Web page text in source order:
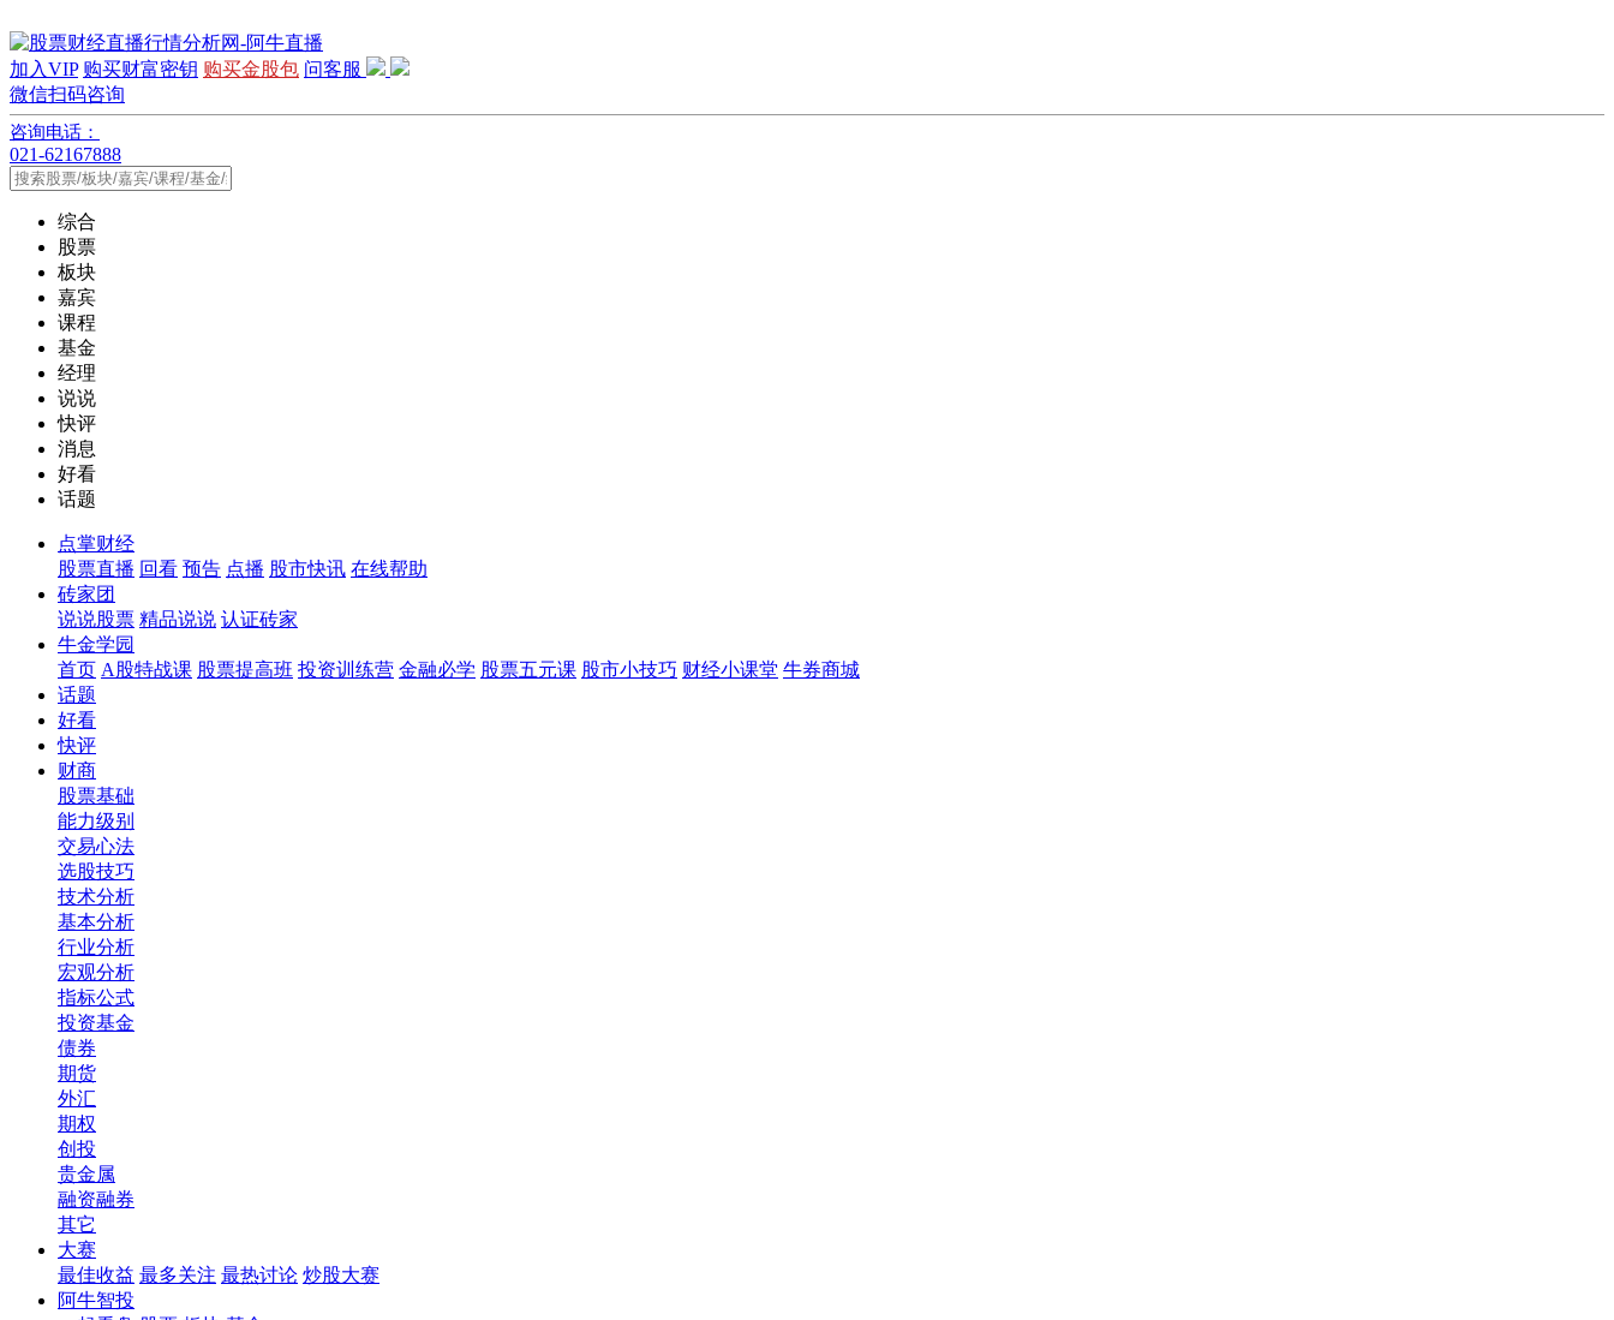
加入VIP 购买财富密钥 购买金股包 问客服
微信扫码咨询
咨询电话：
021-62167888
综合
股票
板块
嘉宾
课程
基金
经理
说说
快评
消息
好看
话题
点掌财经
股票直播 回看 预告 点播 股市快讯 在线帮助
砖家团
说说股票 精品说说 认证砖家
牛金学园
首页 A股特战课 股票提高班 投资训练营 金融必学 股票五元课 股市小技巧 财经小课堂 牛券商城
话题
好看
快评
财商
股票基础
能力级别
交易心法
选股技巧
技术分析
基本分析
行业分析
宏观分析
指标公式
投资基金
债券
期货
外汇
期权
创投
贵金属
融资融券
其它
大赛
最佳收益 最多关注 最热讨论 炒股大赛
阿牛智投